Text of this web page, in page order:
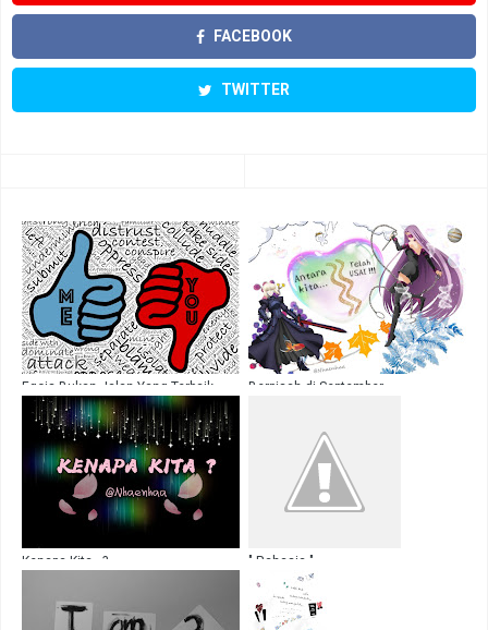
FACEBOOK
TWITTER
Egois Bukan Jalan Yang Terbaik Berpisah di September
Kenapa Kita...? " Rahasia "